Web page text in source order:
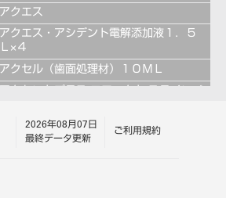
アクエス
アクエス・アシデント電解添加液１．５
Ｌ×４
アクセル（歯面処理材）１０ＭＬ
アクセントプラス エフェクト ステインペ
ースト 4g ES13 グレー
2026年08月07日
最終データ更新
ご利用規約